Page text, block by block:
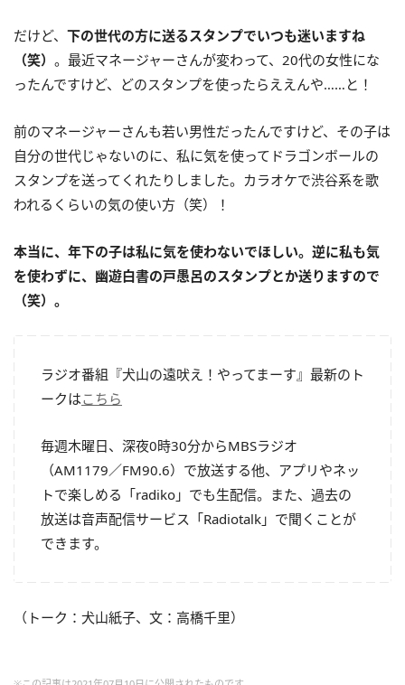
だけど、 下の世代の方に送るスタンプでいつも迷いますね
（笑） 。最近マネージャーさんが変わって、20代の女性にな
ったんですけど、どのスタンプを使ったらええんや……と！
前のマネージャーさんも若い男性だったんですけど、その子は
自分の世代じゃないのに、私に気を使ってドラゴンボールの
スタンプを送ってくれたりしました。カラオケで渋谷系を歌
われるくらいの気の使い方（笑）！
本当に、年下の子は私に気を使わないでほしい。逆に私も気
を使わずに、幽遊白書の戸愚呂のスタンプとか送りますので
（笑）。
ラジオ番組『犬山の遠吠え！やってまーす』最新のト
ークはこちら
毎週木曜日、深夜0時30分からMBSラジオ
（AM1179／FM90.6）で放送する他、アプリやネッ
トで楽しめる「radiko」でも生配信。また、過去の
放送は音声配信サービス「Radiotalk」で聞くことが
できます。
（トーク：犬山紙子、文：高橋千里）